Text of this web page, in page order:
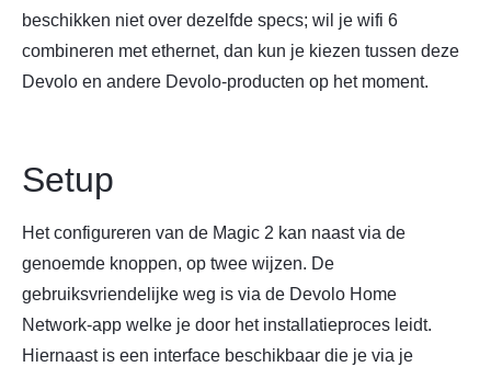
beschikken niet over dezelfde specs; wil je wifi 6
combineren met ethernet, dan kun je kiezen tussen deze
Devolo en andere Devolo-producten op het moment.
Setup
Het configureren van de Magic 2 kan naast via de
genoemde knoppen, op twee wijzen. De
gebruiksvriendelijke weg is via de Devolo Home
Network-app welke je door het installatieproces leidt.
Hiernaast is een interface beschikbaar die je via je